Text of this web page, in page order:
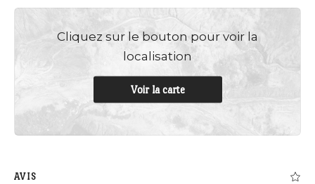
Cliquez sur le bouton pour voir la
localisation
Voir la carte
AVIS